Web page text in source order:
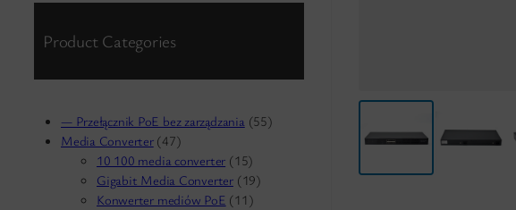
Product Categories
— Przełącznik PoE bez zarządzania (55)
Media Converter(47)
10 100 media converter (15)
Gigabit Media Converter(19)
Konwerter mediów PoE (11)